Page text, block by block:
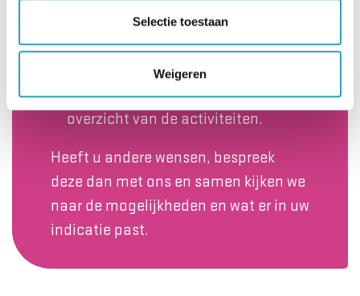
Selectie toestaan
Weigeren
AxionContinu kunt u, tegen
betaling, deelnemen aan
verschillende activiteiten. Op de
woonzorglocatie ziet u een
overzicht van de activiteiten.
Heeft u andere wensen, bespreek
deze dan met ons en samen kijken we
naar de mogelijkheden en wat er in uw
indicatie past.